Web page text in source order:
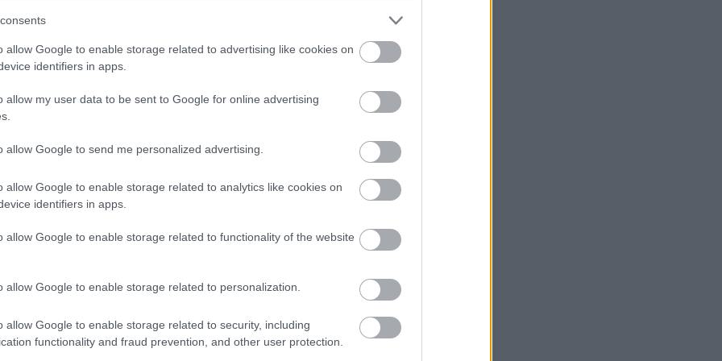
allow Google to enable storage related to advertising like cookies on
identifiers in apps.
allow my user data to be sent to Google for online advertising
allow Google to send me personalized advertising.
allow Google to enable storage related to analytics like cookies on
identifiers in apps.
allow Google to enable storage related to functionality of the website
allow Google to enable storage related to personalization.
allow Google to enable storage related to security, including
functionality and fraud prevention, and other user protection.
sem működött közre énekesnő, vagy énekes, ha innen nézzük,
megcsináltam a kis otthoni stúdiómban a felvételt, úgy
egy harmonikás, francia sanzonos témát és nagyon örülök,
– meséli a frontember.
is készült, amit
YouTube-csatornájára, Dóra jellegzetes világának apró
inkább csak egy kis játék a képpel
indul: először március 28-án, Szegeden mutatják be az
Veszprémbe, Debrecenbe, Nagykanizsára,
án tartanak lemezbemutatót az A38 hajón. Részletek a